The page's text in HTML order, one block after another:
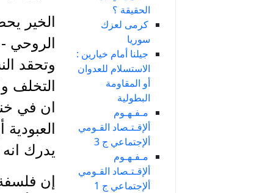
الحقيقة ؟
كرمى لعزك
سوريا
جيلنا أمام خيارين :
الاستسلام للعدوان
أو المقاومة
البطولية
مـفـهـوم
ألإقـتـصاد القـومي
ألإجتماعي ج 3
مـفـهـوم
ألإقـتـصاد القـومي
ألإجتماعي ج 1
الخير
الروحي
وتحقد
التخلف
ان في
يدرك
إن